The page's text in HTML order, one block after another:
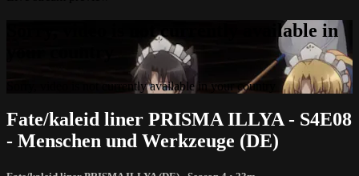
Sorry, video is not currently available in
Sorry, video is not currently available in your country
Fate/kaleid liner PRISMA ILLYA - S4E08
- Menschen und Werkzeuge (DE)